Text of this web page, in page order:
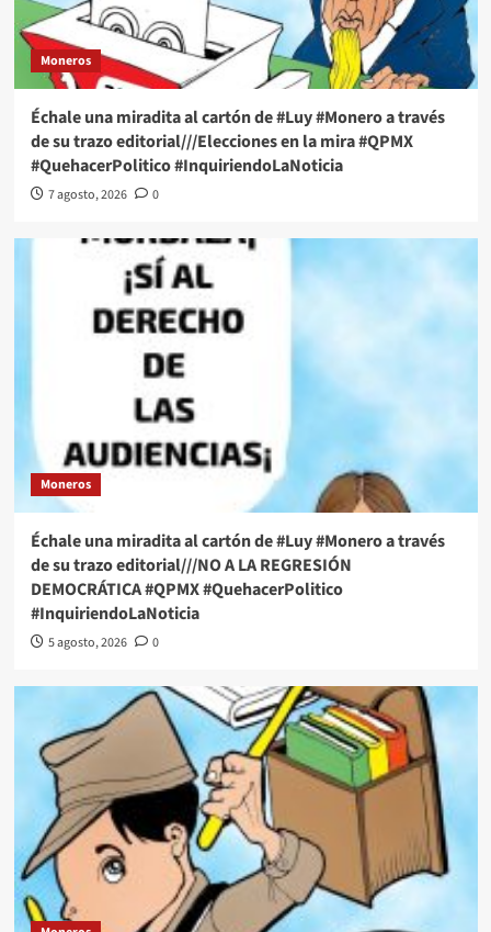
Moneros
Échale una miradita al cartón de #Luy #Monero a través
de su trazo editorial///Elecciones en la mira #QPMX
#QuehacerPolitico #InquiriendoLaNoticia
7 agosto, 2026 0
Moneros
Échale una miradita al cartón de #Luy #Monero a través
de su trazo editorial///NO A LA REGRESIÓN
DEMOCRÁTICA #QPMX #QuehacerPolitico
#InquiriendoLaNoticia
5 agosto, 2026 0